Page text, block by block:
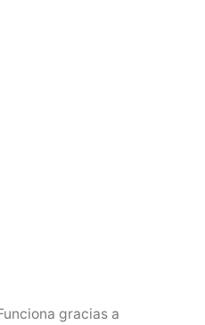
gracias a